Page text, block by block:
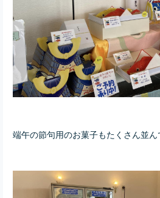
端午の節句用のお菓子もたくさん並ん